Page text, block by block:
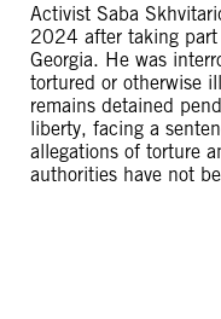
Activist Saba
2024 after taking part
Georgia. He was
tortured or otherwise
remains detained
liberty, facing a
allegations of torture
authorities have not